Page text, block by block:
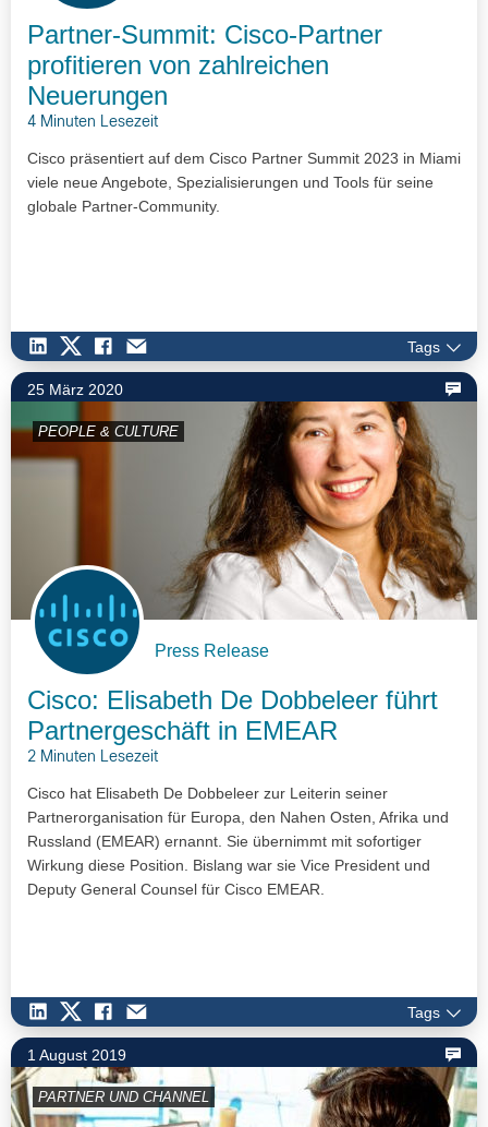
Partner-Summit: Cisco-Partner
profitieren von zahlreichen
Neuerungen
4 Minuten Lesezeit
Cisco präsentiert auf dem Cisco Partner Summit 2023 in Miami
viele neue Angebote, Spezialisierungen und Tools für seine
globale Partner-Community.
Tags
25 März 2020
PEOPLE & CULTURE
Press Release
Cisco: Elisabeth De Dobbeleer führt
Partnergeschäft in EMEAR
2 Minuten Lesezeit
Cisco hat Elisabeth De Dobbeleer zur Leiterin seiner
Partnerorganisation für Europa, den Nahen Osten, Afrika und
Russland (EMEAR) ernannt. Sie übernimmt mit sofortiger
Wirkung diese Position. Bislang war sie Vice President und
Deputy General Counsel für Cisco EMEAR.
Tags
1 August 2019
PARTNER UND CHANNEL